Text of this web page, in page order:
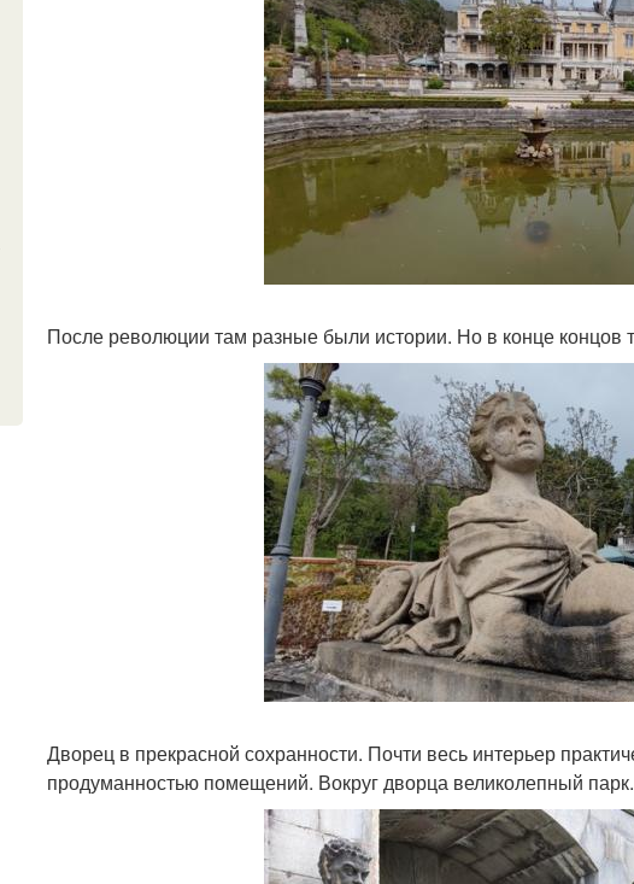
После революции там разные были истории. Но в конце
Дворец в прекрасной сохранности. Почти весь интерьер
продуманностью помещений. Вокруг дворца великолепный парк.